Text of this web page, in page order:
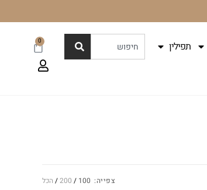
תפילין
0
צפייה: 100
200 הכל